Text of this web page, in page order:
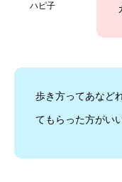
ハピ子
歩き方ってあなど
てもらった方がい